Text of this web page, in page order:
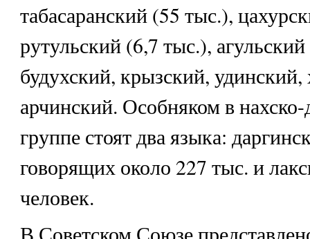
табасаранский (55 тыс.),
рутульский (6,7 тыс.),
будухский, крызский, удинский,
арчинский. Особняком в нахско-
группе стоят два языка:
говорящих около 227 тыс. и
человек.